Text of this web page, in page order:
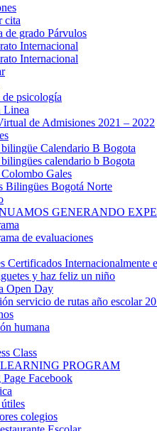
cita
de grado Párvulos
Internacional
Internacional
psicología
Linea
de Admisiones 2021 – 2022
Calendario B Bogota
calendario b Bogota
Gales
Bilingües Bogotá Norte
GENERANDO
de evaluaciones
Certificados Internacionalmente
y haz feliz un niño
Open Day
servicio de rutas año escolar
humana
Class
PROGRAM
Facebook
colegios